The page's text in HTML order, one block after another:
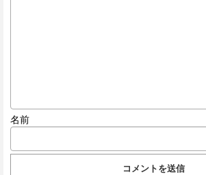
名前